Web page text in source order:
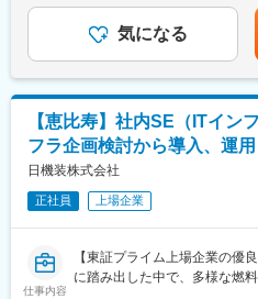
同時に、大学ではiPS/ES細胞
ル化、半導体・電子部品産業
も大きな成長を見込んでいま
った高い技術力と強い顧客接
と驚くソリューション提供を
変更の範囲：会社の定める業務
算・分析を行います。グルー
示資料を作成し、外部監査人
ら対応します。
ファイル・ローカルファイル
要請に対しては、グローバル
内外のコンプライアンスを担保
◇税務調査対応
国税局等によるさまざまな税
応する一連のプロセスを主担
承ください。■昇給：年1回■
目安の金額であり、選考を通
給(月額)は固定手当を含めた表
気になる
【恵比寿】社内SE（ITイ
フラ企画検討から導入、運
日機装株式会社
正社員 上場企業
仕事内容
【東証プライム上場企業の優
に踏み出した中で、多様な燃